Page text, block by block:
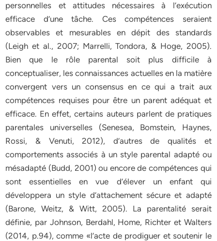
personnelles et attitudes nécessaires à l’exécution
efficace d’une tâche. Ces compétences seraient
observables et mesurables en dépit des standards
(Leigh et al., 2007; Marrelli, Tondora, & Hoge, 2005).
Bien que le rôle parental soit plus difficile à
conceptualiser, les connaissances actuelles en la matière
convergent vers un consensus en ce qui a trait aux
compétences requises pour être un parent adéquat et
efficace. En effet, certains auteurs parlent de pratiques
parentales universelles (Senesea, Bomstein, Haynes,
Rossi, & Venuti, 2012), d’autres de qualités et
comportements associés à un style parental adapté ou
mésadapté (Budd, 2001) ou encore de compétences qui
sont essentielles en vue d’élever un enfant qui
développera un style d’attachement sécure et adapté
(Barone, Weitz, & Witt, 2005). La parentalité serait
définie, par Johnson, Berdahl, Home, Richter et Walters
(2014, p.94), comme «l’acte de prodiguer et soutenir le